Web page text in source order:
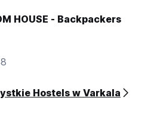
HOUSE - Backpackers
Hostels w Varkala